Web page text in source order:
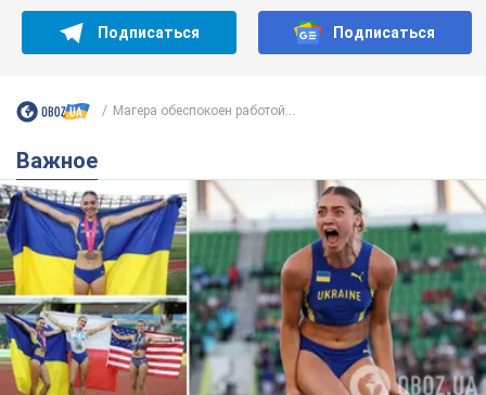
Подписаться Подписаться
Магера обеспокоен работой...
Важное